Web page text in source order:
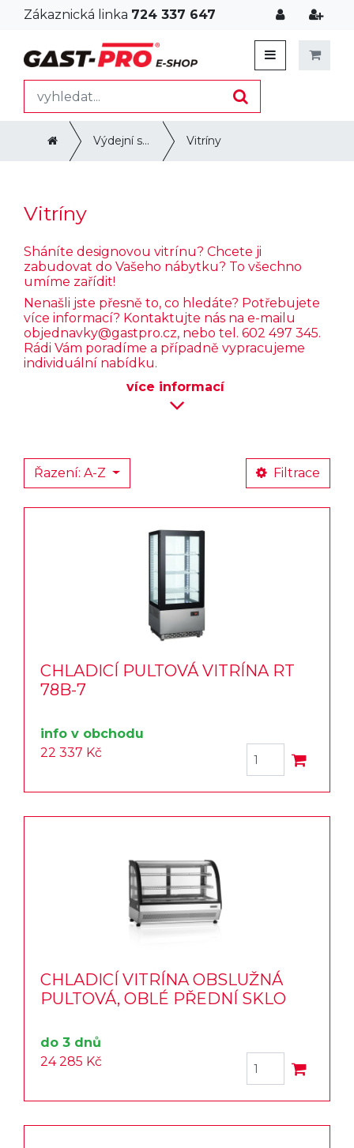
Zákaznická linka 724 337 647
Výdejní systémy, udržování a transport Vitríny
Vitríny
Sháníte designovou vitrínu? Chcete ji
zabudovat do Vašeho nábytku? To všechno
umíme zařídit!
Nenašli jste přesně to, co hledáte? Potřebujete
více informací? Kontaktujte nás na e-mailu
objednavky@gastpro.cz, nebo tel. 602 497 345.
Rádi Vám poradíme a případně vypracujeme
individuální nabídku.
více informací
Řazení: A-Z Filtrace
CHLADICÍ PULTOVÁ VITRÍNA RT
78B-7
info v obchodu
22 337 Kč
CHLADICÍ VITRÍNA OBSLUŽNÁ
PULTOVÁ, OBLÉ PŘEDNÍ SKLO
do 3 dnů
24 285 Kč